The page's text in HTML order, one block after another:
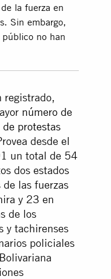
la fuerza en
Sin embargo,
no han
registrado,
número de
de protestas
desde el
un total de 54
dos estados
las fuerzas
y 23 en
de los
y tachirenses
policiales